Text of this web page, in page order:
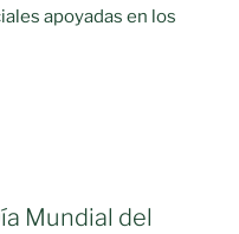
apoyadas en los
Mundial del